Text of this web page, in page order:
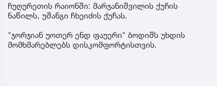
ჩუღურეთის რაიონში: მარჯანიშვილის ქუჩის
ნაწილს, უშანგი ჩხეიძის ქუჩას.
"ჯორჯიან უოთერ ენდ ფაუერი" ბოდიშს უხდის
მომხმარებლებს დისკომფორტისთვის.